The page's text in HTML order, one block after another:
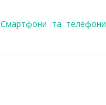
Смартфони та телефони